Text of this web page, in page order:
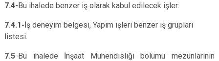
7.4-Bu ihalede benzer iş olarak kabul edilecek işler:
7.4.1-İş deneyim belgesi, Yapım işleri benzer iş grupları
listesi.
7.5-Bu ihalede İnşaat Mühendisliği bölümü mezunlarının